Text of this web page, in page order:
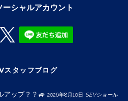
ーシャルアカウント
スタッフブログ
アップ？？🚙 2026年8月10日 SEVショール